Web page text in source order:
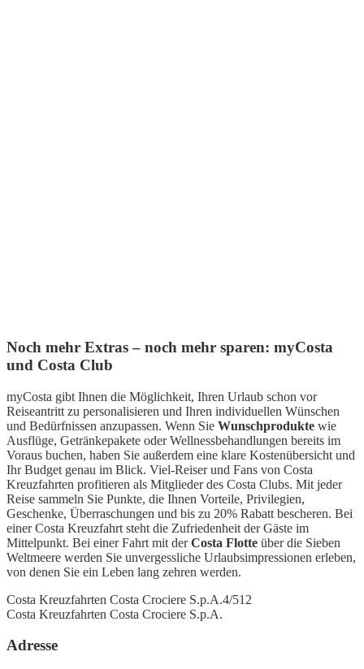
Noch mehr Extras – noch mehr sparen: myCosta
und Costa Club
myCosta gibt Ihnen die Möglichkeit, Ihren Urlaub schon vor
Reiseantritt zu personalisieren und Ihren individuellen Wünschen
und Bedürfnissen anzupassen. Wenn Sie Wunschprodukte wie
Ausflüge, Getränkepakete oder Wellnessbehandlungen bereits im
Voraus buchen, haben Sie außerdem eine klare Kostenübersicht und
Ihr Budget genau im Blick. Viel-Reiser und Fans von Costa
Kreuzfahrten profitieren als Mitglieder des Costa Clubs. Mit jeder
Reise sammeln Sie Punkte, die Ihnen Vorteile, Privilegien,
Geschenke, Überraschungen und bis zu 20% Rabatt bescheren. Bei
einer Costa Kreuzfahrt steht die Zufriedenheit der Gäste im
Mittelpunkt. Bei einer Fahrt mit derCosta Flotte über die Sieben
Weltmeere werden Sie unvergessliche Urlaubsimpressionen erleben,
von denen Sie ein Leben lang zehren werden.
Costa Kreuzfahrten Costa Crociere S.p.A.4/512
Costa Kreuzfahrten Costa Crociere S.p.A.
Adresse